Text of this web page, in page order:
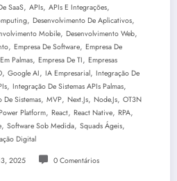
SaaS, APIs, APIs E Integrações,
, Desenvolvimento De Aplicativos,
Mobile, Desenvolvimento Web,
, Empresa De Software, Empresa De
Palmas, Empresa De TI, Empresas
, Google AI, IA Empresarial, Integração De
, Integração De Sistemas APIs Palmas,
Sistemas, MVP, Next.js, Node.js, OT3N
Platform, React, React Native, RPA,
, Software Sob Medida, Squads Ágeis,
Digital
2025 0 Comentários